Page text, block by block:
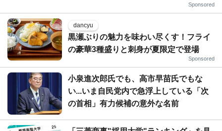
Sponsored
dancyu
黒瀬ぶりの魅力を味わい尽くす！フライ
の豪華3種盛りと刺身が夏限定で登場
Sponsored
小泉進次郎氏でも、高市早苗氏でもな
い...いま自民党内で急浮上している「次
の首相」有力候補の意外な名前